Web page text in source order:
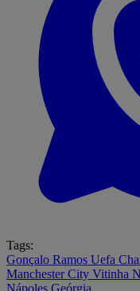
Tags:
Gonçalo Ramos Uefa
Manchester City Vitinha
Nápoles Geórgia